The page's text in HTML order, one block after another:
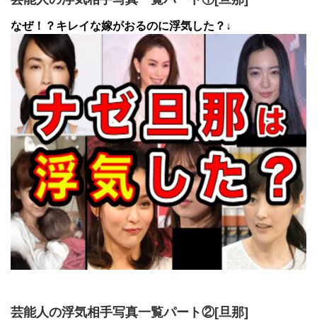
なぜ！？キレイな嫁がおるのに浮気した？↓
芸能人の浮気相手写真一覧パート②[旦那]